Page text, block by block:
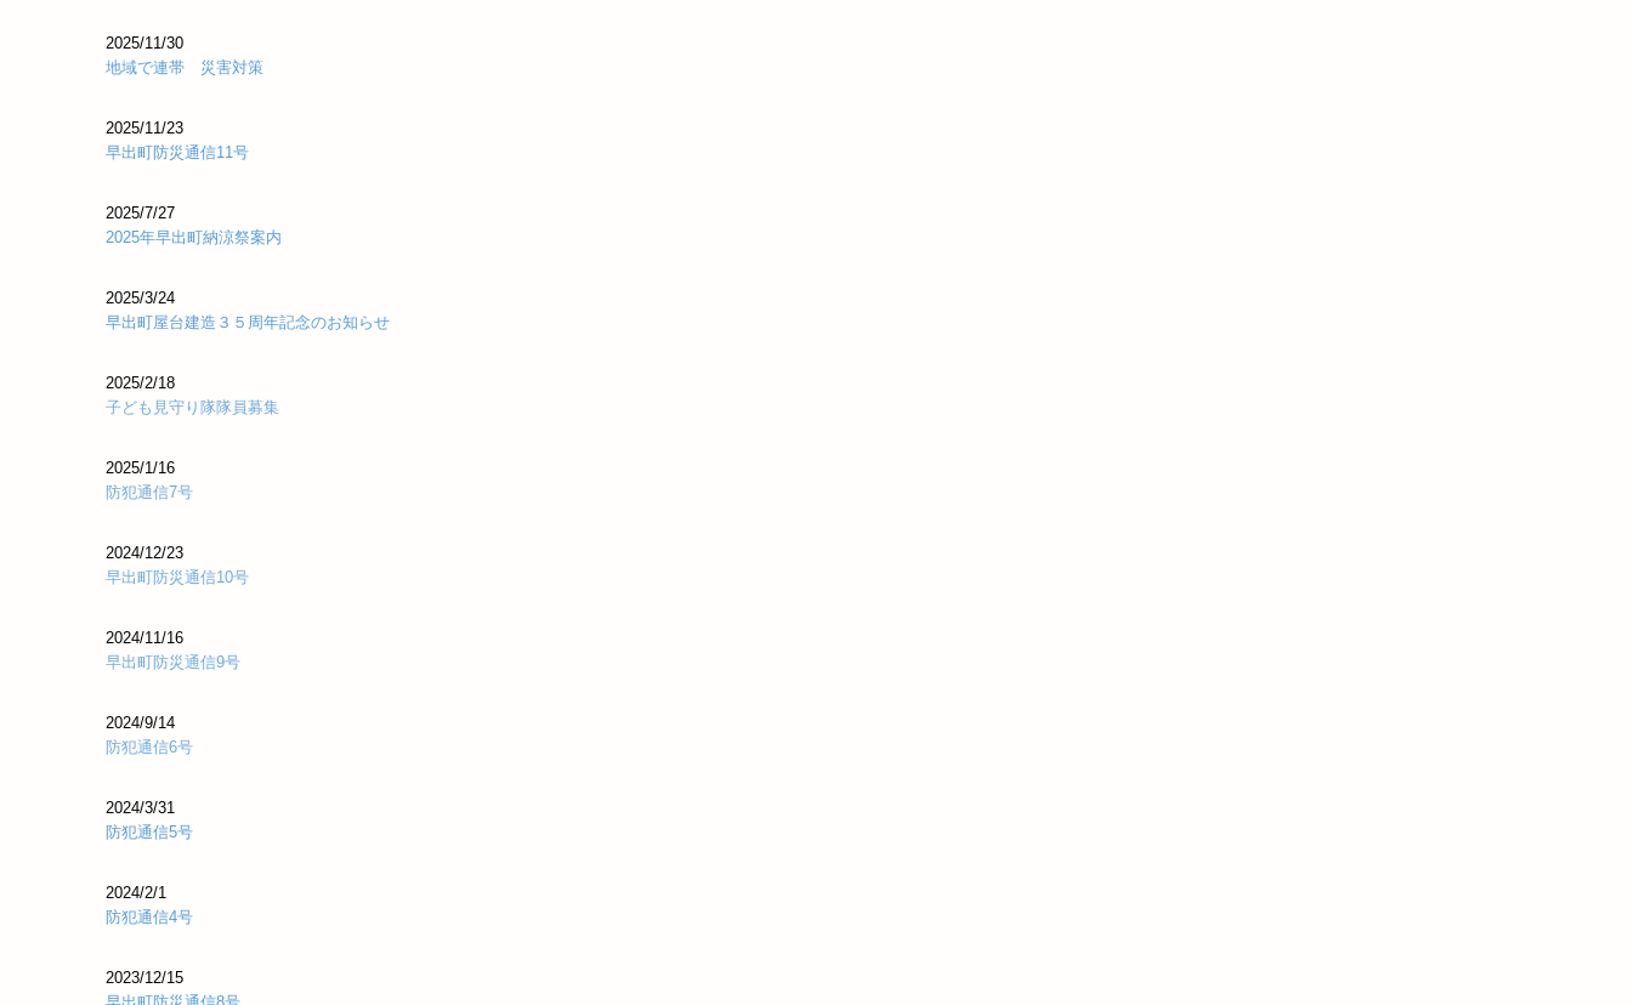
2025/11/30
地域で連帯 災害対策
2025/11/23
早出町防災通信11号
2025/7/27
2025年早出町納涼祭案内
2025/3/24
早出町屋台建造３５周年記念のお知らせ
2025/2/18
子ども見守り隊隊員募集
2025/1/16
防犯通信7号
2024/12/23
早出町防災通信10号
2024/11/16
早出町防災通信9号
2024/9/14
防犯通信6号
2024/3/31
防犯通信5号
2024/2/1
防犯通信4号
2023/12/15